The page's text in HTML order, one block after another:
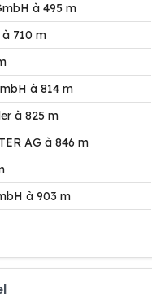
à 495 m
710 m
à 814 m
à 825 m
AG à 846 m
à 903 m